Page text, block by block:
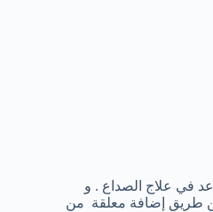
في علاج الصداع . و
طريق إضافة معلقة من